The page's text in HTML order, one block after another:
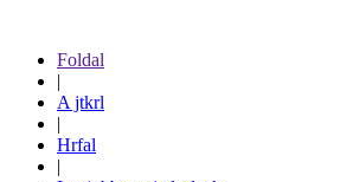
Foldal
|
A jtkrl
|
Hrfal
|